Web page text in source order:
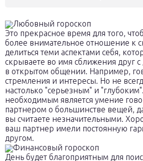
Любовный гороскоп
Это прекрасное время для того,
более внимательное отношение к
делиться теми аспектами себя,
скрываете во имя сближения друг
в открытом общении. Например,
стремления и интересы. Но не
настолько "серьезным" и
необходимым является умение
партнером о большинстве вещей,
вы считаете незначительными.
ваш партнер имели постоянную
другом.
Финансовый гороскоп
День будет благоприятным для